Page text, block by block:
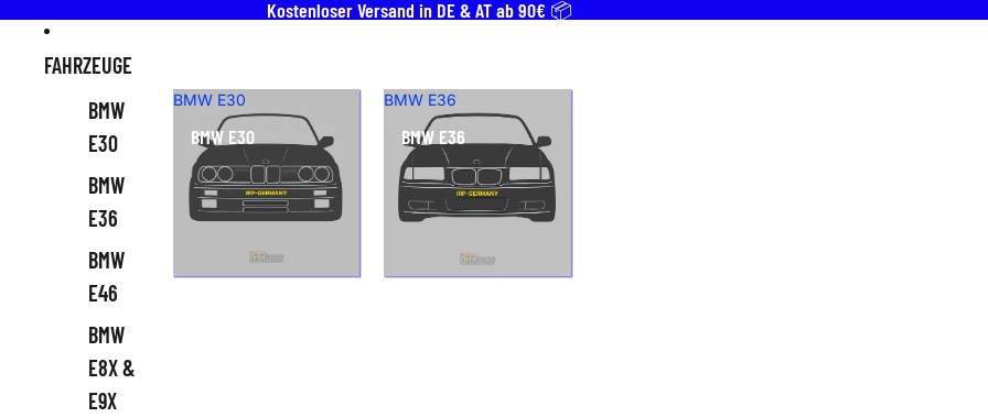
Kostenloser Versand in DE & AT ab 90€ 📦
FAHRZEUGE
BMW
E30
BMW
E36
BMW
E46
BMW
E8X &
E9X
BMW E30
BMW E30
BMW E36
BMW E36